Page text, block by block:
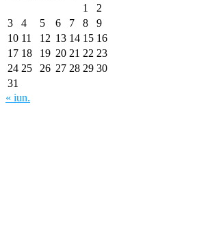
1
2
3
4 5 6 7 8
9
10 11 12 13 14 15 16
17 18 19 20 21 22 23
24 25 26 27 28 29 30
31
« iun.